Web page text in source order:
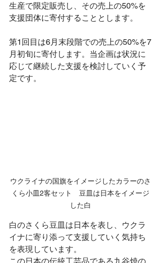
生産で限定販売し、その売上の50%を
支援団体に寄付することとします。
第1回目は6月末段階での売上の50%を7
月初旬に寄付します。当企画は状況に
応じて継続した支援を検討していく予
定です。
ウクライナの国旗をイメージしたカラーのさ
くら小皿2客セット　豆皿は日本をイメージ
した白
白のさくら豆皿は日本を表し、ウクラ
イナに寄り添って支援していく気持ち
を表現しています。